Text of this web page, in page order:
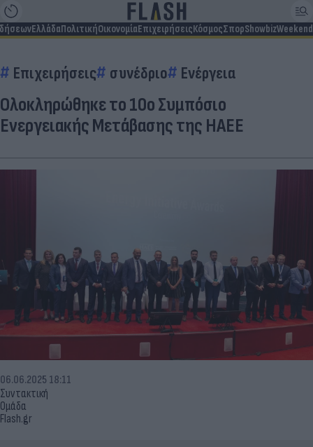
ΕλλάδαΠολιτικήΟικονομίαΕπιχειρήσειςΚόσμοςΣπορShowbizWeekend
Επιχειρήσεις συνέδριο Ενέργεια
Oλοκληρώθηκε το 10ο Συμπόσιο
Ενεργειακής Μετάβασης της HAEE
Συντακτική
Ομάδα
Flash.gr
06.06.2025 18:11